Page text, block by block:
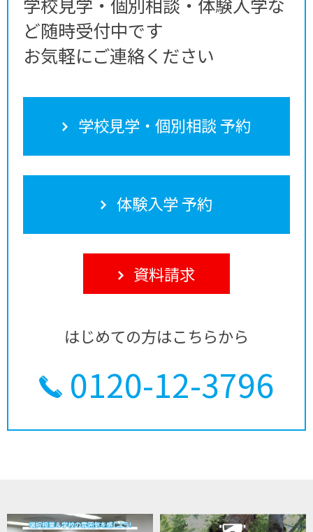
ど随時受付中です
お気軽にご連絡ください
学校見学・個別相談 予約
体験入学 予約
資料請求
はじめての方はこちらから
0120-12-3796